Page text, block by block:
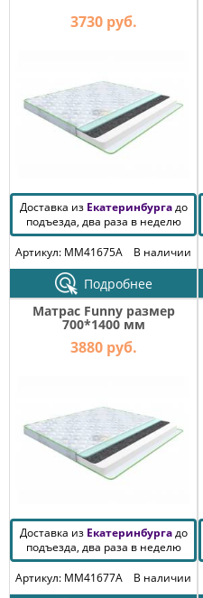
3730 руб.
Доставка из Екатеринбургадо
подъезда, два раза в неделю
Артикул: MM41675A
В наличии
Подробнее
Матрас Funny размер
700*1400 мм
3880 руб.
Доставка из Екатеринбургадо
подъезда, два раза в неделю
Артикул: MM41677A
В наличии